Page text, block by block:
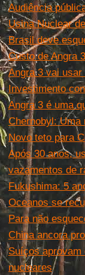
Audiência
Usina Nuclear
Brasil deve
Custo de Angra
Angra 3 vai
Investimento
Angra 3 é uma
Chernobyl: Uma
Novo teto para
Após 30 anos,
vazamentos de
Fukushima: 5
Oceanos se
Para não
China ancora
Suíços aprovam
nucleares